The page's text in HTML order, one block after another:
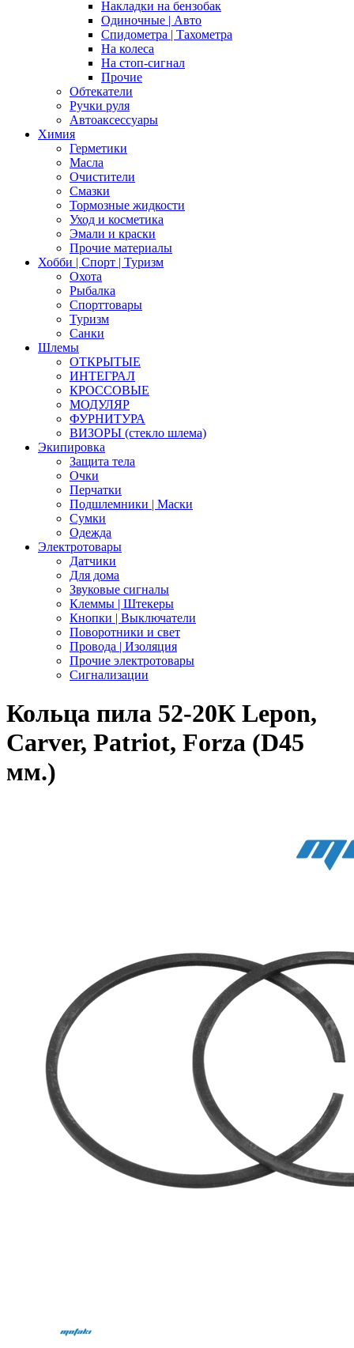
Накладки на бензобак
Одиночные | Авто
Спидометра | Тахометра
На колеса
На стоп-сигнал
Прочие
Обтекатели
Ручки руля
Автоаксессуары
Химия
Герметики
Масла
Очистители
Смазки
Тормозные жидкости
Уход и косметика
Эмали и краски
Прочие материалы
Хобби | Cпорт | Туризм
Охота
Рыбалка
Спорттовары
Туризм
Санки
Шлемы
ОТКРЫТЫЕ
ИНТЕГРАЛ
КРОССОВЫЕ
МОДУЛЯР
ФУРНИТУРА
ВИЗОРЫ (стекло шлема)
Экипировка
Защита тела
Очки
Перчатки
Подшлемники | Маски
Сумки
Одежда
Электротовары
Датчики
Для дома
Звуковые сигналы
Клеммы | Штекеры
Кнопки | Выключатели
Поворотники и свет
Провода | Изоляция
Прочие электротовары
Сигнализации
Кольца пила 52-20К Lepon,
Carver, Patriot, Forza (D45
мм.)